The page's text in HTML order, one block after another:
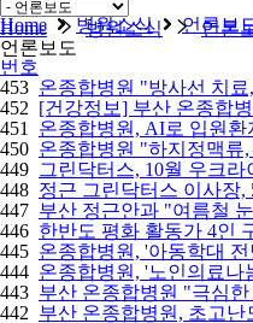
비급여
Home
병원소식 언론보
Home 병원소식
언론
언론보도
번호
453 온종합병원 "방사선 치
452 [건강정보] 부산 온종합
451
온종합병원, AI로 입원
450 온종합병원 "하지정맥류
449 그린닥터스, 10월 우크
448 정근 그린닥터스 이사장,
447 부산 정근안과 "여름철
446 한반도 평화 활동가 4인
445 온종합병원, '아동학대
444 온종합병원, '노인의료나
443 부산 온종합병원 "극심
442 부산 온종합병원, 초고난